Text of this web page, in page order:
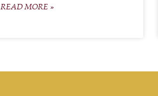
READ MORE »